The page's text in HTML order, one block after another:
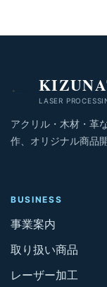
LASER
アクリル・木材・革
作、オリジナル商品
BUSINESS
事業案内
取り扱い商品
レーザー加工